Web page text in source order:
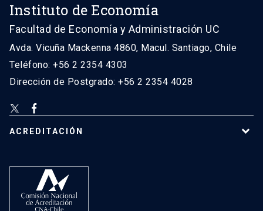
Instituto de Economía
Facultad de Economía y Administración UC
Avda. Vicuña Mackenna 4860, Macul. Santiago, Chile
Teléfono: +56 2 2354 4303
Dirección de Postgrado: +56 2 2354 4028
ACREDITACIÓN